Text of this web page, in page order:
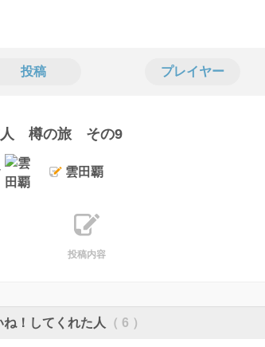
投稿 プレイヤー
樽の旅 その9
雲田覇
投稿内容
ね！してくれた人 （ 6 ）